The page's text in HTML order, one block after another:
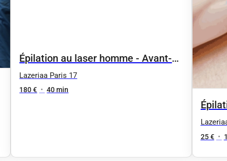
Épilation au laser homme - Avant-
bras
Lazeriaa Paris 17
180 € • 40 min
25 € •